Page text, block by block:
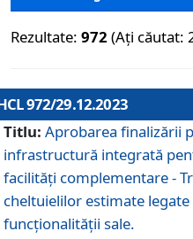
Rezultate: 972 (Ați căutat:
972/29.12.2023
Titlu: Aprobarea finalizării
infrastructură integrată
facilități complementare -
cheltuielilor estimate
funcționalității sale.